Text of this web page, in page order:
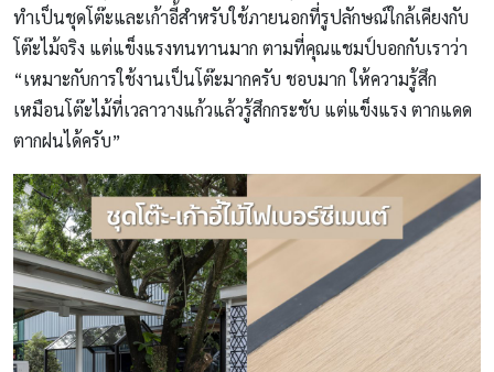
ทำเป็นชุดโต๊ะและเก้าอี้สำหรับใช้ภายนอกที่รูปลักษณ์ใกล้เคียงกับ
โต๊ะไม้จริง แต่แข็งแรงทนทานมาก ตามที่คุณแชมป์บอกกับเราว่า
“เหมาะกับการใช้งานเป็นโต๊ะมากครับ ชอบมาก ให้ความรู้สึก
เหมือนโต๊ะไม้ที่เวลาวางแก้วแล้วรู้สึกกระชับ แต่แข็งแรง ตากแดด
ตากฝนได้ครับ”